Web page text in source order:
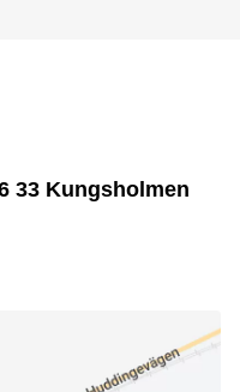
33 Kungsholmen